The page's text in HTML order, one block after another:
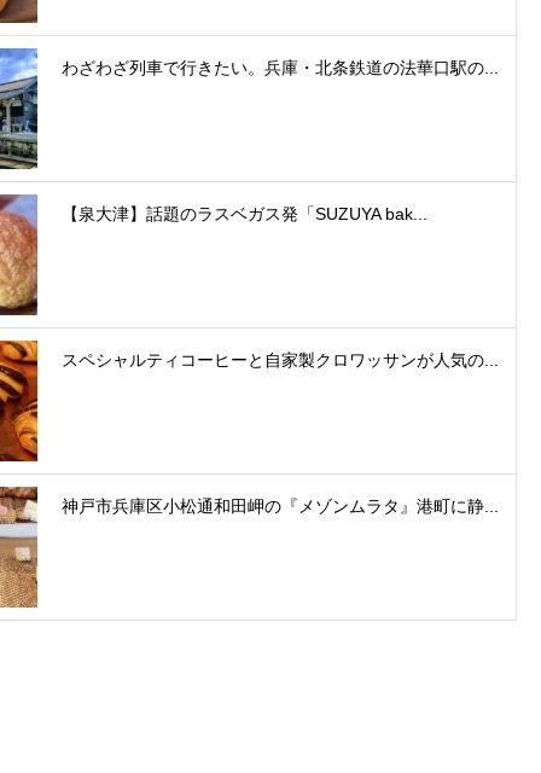
わざわざ列車で行きたい。兵庫・北条鉄道の法華口駅の...
【泉大津】話題のラスベガス発「SUZUYA bak...
スペシャルティコーヒーと自家製クロワッサンが人気の...
神戸市兵庫区小松通和田岬の『メゾンムラタ』港町に静...